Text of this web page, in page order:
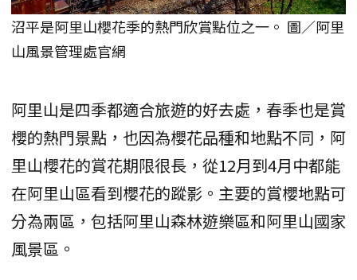
沼平是阿里山櫻花季的熱門欣賞點位之一。 圖／阿里
山風景管理處官網
阿里山是四季都適合旅遊的好去處，春季也是賞
櫻的熱門景點，也因為櫻花品種和地點不同，阿
里山櫻花的賞花期限很長，從12月到4月中都能
在阿里山區看到櫻花的蹤影。主要的賞櫻地點可
分為兩區，包括阿里山森林遊樂區和阿里山國家
風景區。